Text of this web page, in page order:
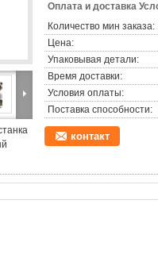
Оплата и доставка
Количество мин заказа:
Цена:
Упаковывая детали:
Время доставки:
Условия оплаты:
Поставка способности:
контакт